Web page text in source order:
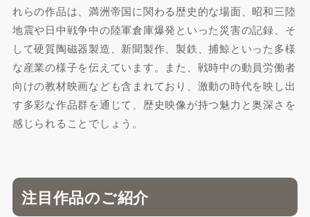
れらの作品は、満洲帝国に関わる歴史的な場面、昭和三陸
地震や日中戦争中の陸軍倉庫爆発といった災害の記録、そ
して硬質陶磁器製造、新聞製作、製鉄、捕鯨といった多様
な産業の様子を伝えています。また、戦時中の動員労働者
向けの教材映画なども含まれており、激動の時代を映し出
す多彩な作品群を通じて、歴史映像が持つ魅力と奥深さを
感じられることでしょう。
注目作品のご紹介